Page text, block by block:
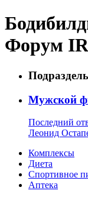
Форум
Мужской
Последний
Леонид
Комплексы
Диета
Спортивное
Аптека